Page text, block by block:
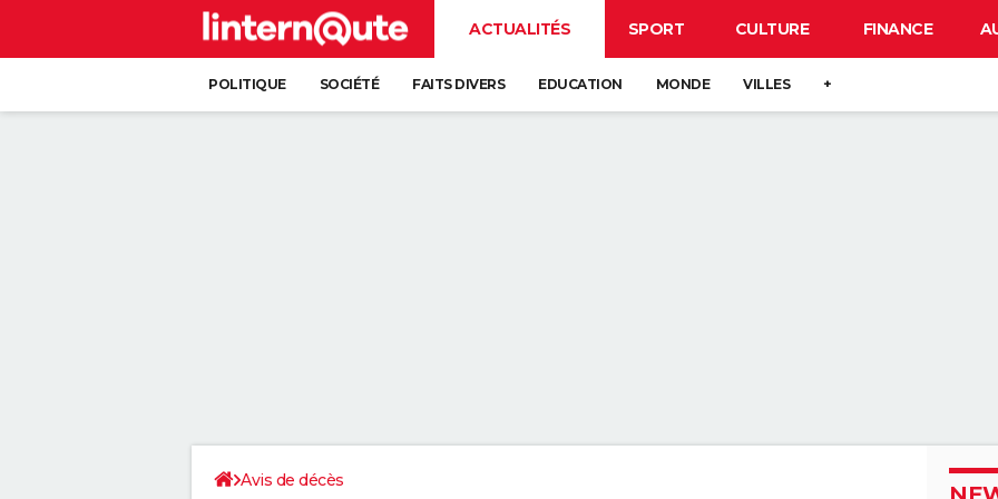
ACTUALITÉS SPORT CULTURE FINANCE
POLITIQUE SOCIÉTÉ FAITS DIVERS EDUCATION MONDE VILLES +
Avis de décès